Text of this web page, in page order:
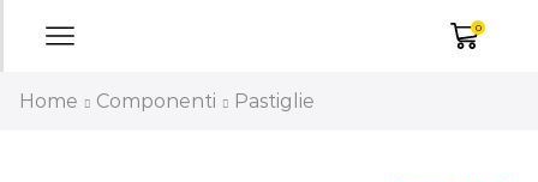
0
Home Componenti Pastiglie